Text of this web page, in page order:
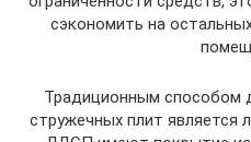
сэкономить на
Традиционным способом
стружечных плит является